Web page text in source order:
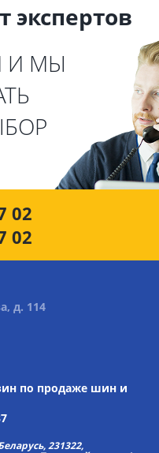
экспертов
И МЫ
02
02
д. 114
по продаже шин и
231322,